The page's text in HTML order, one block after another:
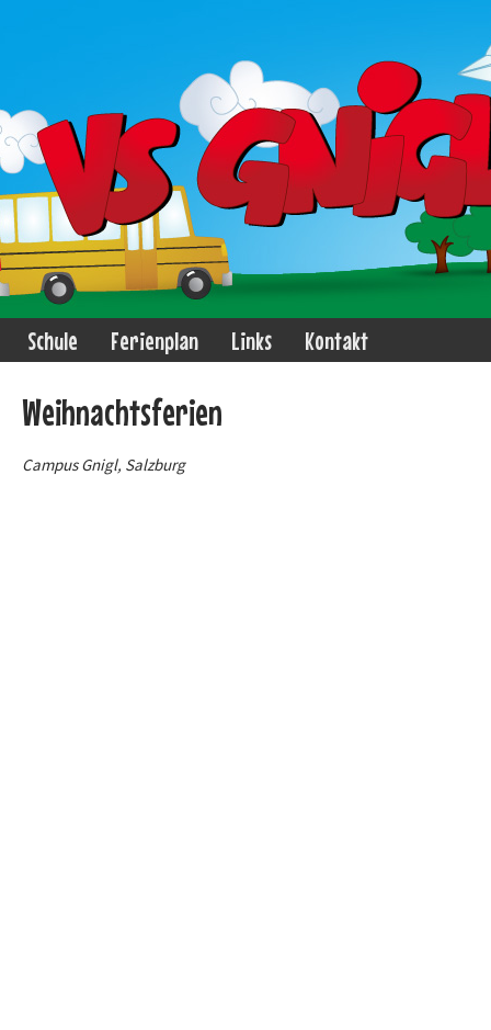
Schule Ferienplan Links Kontakt
Weihnachtsferien
Campus Gnigl, Salzburg